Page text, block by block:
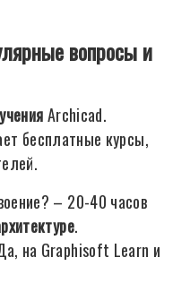
вопросы и
Archicad.
бесплатные курсы,
– 20-40 часов
.
на Graphisoft Learn и